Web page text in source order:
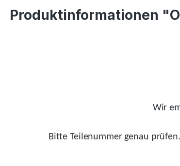
Produktinformationen
Wir
Bitte Teilenummer genau prüfen.